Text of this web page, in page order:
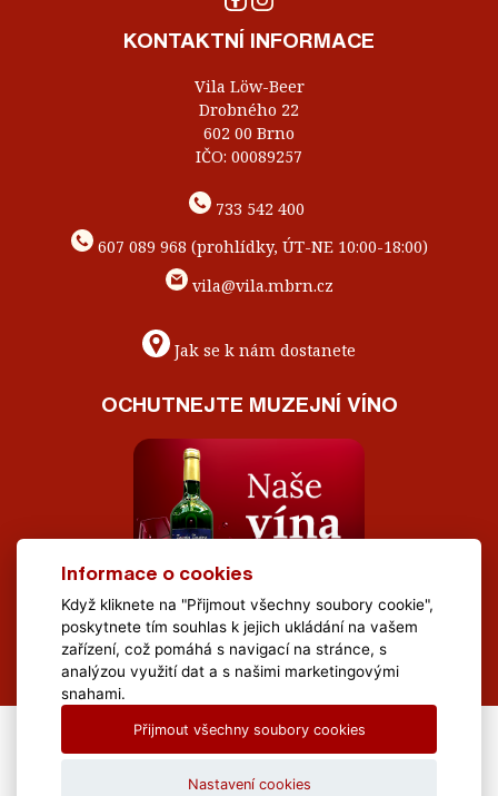
KONTAKTNÍ INFORMACE
Vila Löw-Beer
Drobného 22
602 00 Brno
IČO: 00089257
733 542 400
607 089 968 (prohlídky, ÚT-NE 10:00-18:00)
vila@vila.mbrn.cz
Jak se k nám dostanete
OCHUTNEJTE MUZEJNÍ VÍNO
All Rights Reserved Muzeum Brněnska © 2020, Webdesign by
Informace o cookies
Když kliknete na "Přijmout všechny soubory cookie",
poskytnete tím souhlas k jejich ukládání na vašem
zařízení, což pomáhá s navigací na stránce, s
analýzou využití dat a s našimi marketingovými
snahami.
Přijmout všechny soubory cookies
Nastavení cookies